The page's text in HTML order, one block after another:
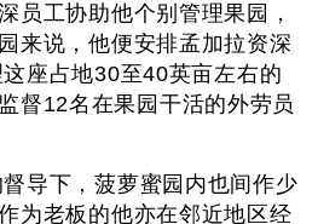
员工协助他个别管理果园，
来说，他便安排孟加拉资深
座占地30至40英亩左右的
督12名在果园干活的外劳员
导下，菠萝蜜园内也间作少
为老板的他亦在邻近地区经